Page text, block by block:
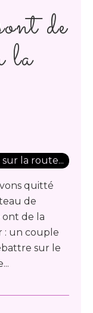
de
la
quitté
de
ont de la
: un couple
sur le